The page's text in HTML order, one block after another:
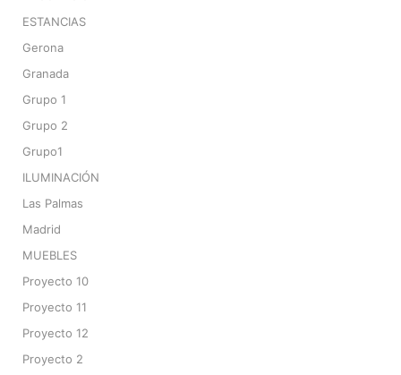
ESTANCIAS
Gerona
Granada
Grupo 1
Grupo 2
Grupo1
ILUMINACIÓN
Las Palmas
Madrid
MUEBLES
Proyecto 10
Proyecto 11
Proyecto 12
Proyecto 2